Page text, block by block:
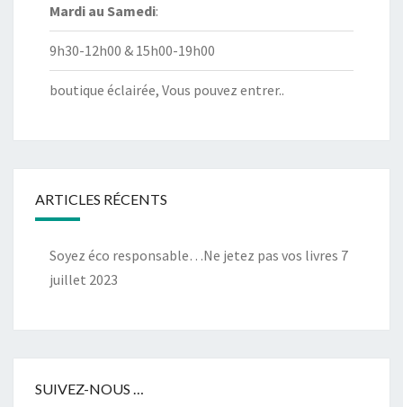
Mardi au Samedi:
9h30-12h00 & 15h00-19h00
boutique éclairée, Vous pouvez entrer..
ARTICLES RÉCENTS
Soyez éco responsable…Ne jetez pas vos livres 7
juillet 2023
SUIVEZ-NOUS …